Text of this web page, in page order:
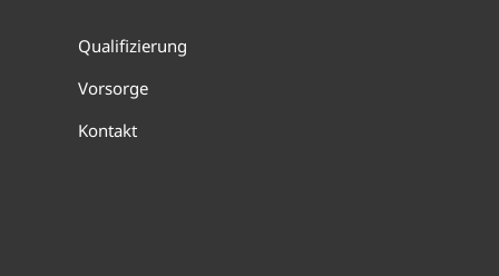
Qualifizierung
Vorsorge
Kontakt